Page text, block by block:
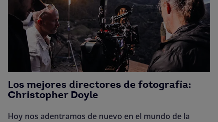
Los mejores directores de fotografía:
Christopher Doyle
Hoy nos adentramos de nuevo en el mundo de la